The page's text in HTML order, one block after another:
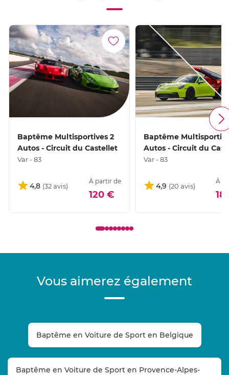
Baptême Multisportives 2
Autos - Circuit du Castellet
Var - 83
4,8
À partir de
120 €
Baptême
Autos - Circuit du
Var - 83
4,9
À
Vous aimerez également
Baptême en Voiture de Sport en Belgique
Baptême en Voiture de Sport en Provence-Alpes-